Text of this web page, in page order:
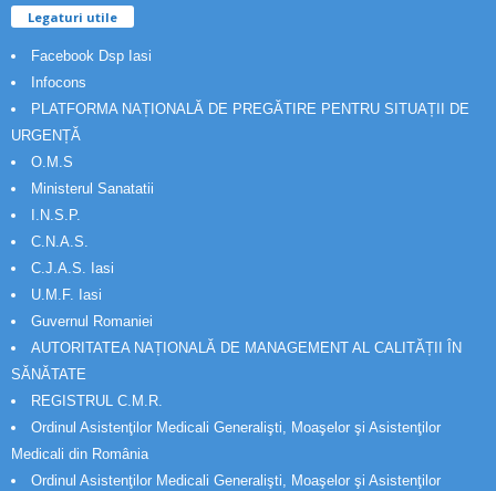
Legaturi utile
Facebook Dsp Iasi
Infocons
PLATFORMA NAȚIONALĂ DE PREGĂTIRE PENTRU SITUAȚII DE
URGENȚĂ
O.M.S
Ministerul Sanatatii
I.N.S.P.
C.N.A.S.
C.J.A.S. Iasi
U.M.F. Iasi
Guvernul Romaniei
AUTORITATEA NAȚIONALĂ DE MANAGEMENT AL CALITĂȚII ÎN
SĂNĂTATE
REGISTRUL C.M.R.
Ordinul Asistenţilor Medicali Generalişti, Moaşelor şi Asistenţilor
Medicali din România
Ordinul Asistenţilor Medicali Generalişti, Moaşelor şi Asistenţilor